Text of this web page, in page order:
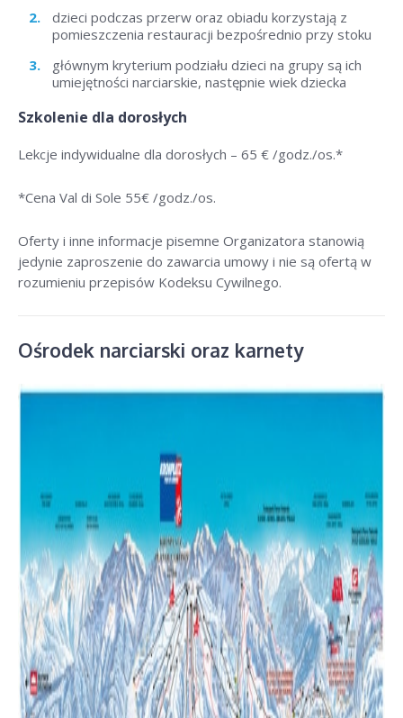
dzieci podczas przerw oraz obiadu korzystają z
pomieszczenia restauracji bezpośrednio przy stoku
głównym kryterium podziału dzieci na grupy są ich
umiejętności narciarskie, następnie wiek dziecka
Szkolenie dla dorosłych
Lekcje indywidualne dla dorosłych – 65 € /godz./os.*
*Cena Val di Sole 55€ /godz./os.
Oferty i inne informacje pisemne Organizatora stanowią
jedynie zaproszenie do zawarcia umowy i nie są ofertą w
rozumieniu przepisów Kodeksu Cywilnego.
Ośrodek narciarski oraz karnety